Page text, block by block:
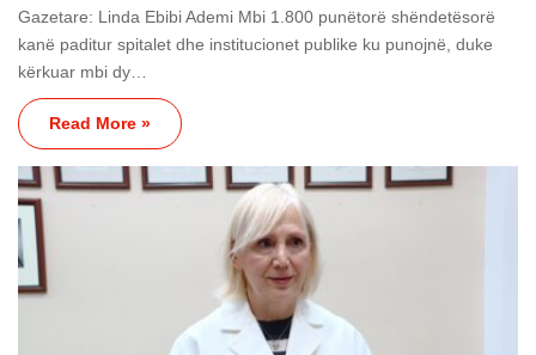
Gazetare: Linda Ebibi Ademi Mbi 1.800 punëtorë shëndetësorë
kanë paditur spitalet dhe institucionet publike ku punojnë, duke
kërkuar mbi dy…
Read More »